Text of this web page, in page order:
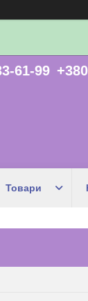
61-99
Товари